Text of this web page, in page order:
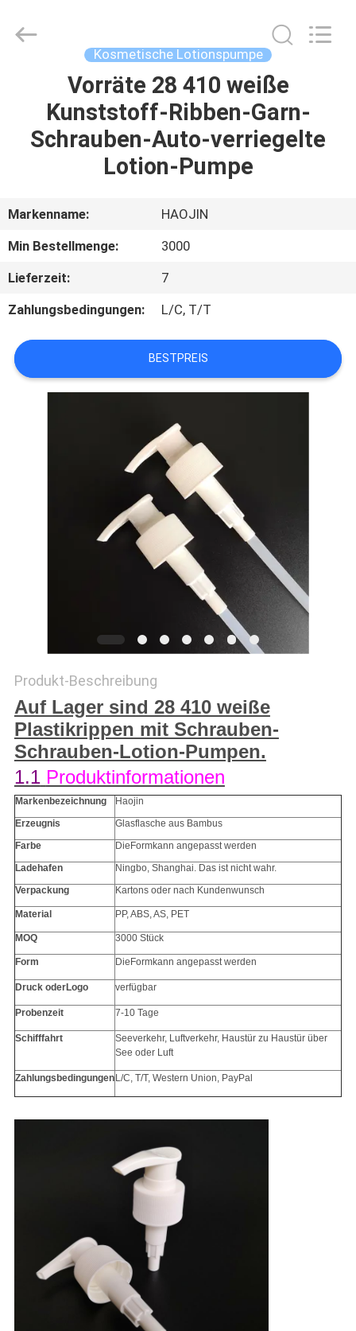
PRODUKTE
UNS
AUSFLUG
QUALITÄTSKONTROLLE
TRETEN
VERBINDUNG
ZITAT
SITEMAP
PRIVACY
POLICY
Plastic
Kosmetische Lotionspumpe
Vorräte 28 410 weiße
Kunststoff-Ribben-Garn-
Schrauben-Auto-verriegelte
Lotion-Pumpe
Markenname:
HAOJIN
Min Bestellmenge:
3000
Lieferzeit:
7
Zahlungsbedingungen:
L/C, T/T
BESTPREIS
Produkt-Beschreibung
Auf Lager sind 28 410 weiße
Plastikrippen mit Schrauben-
Schrauben-Lotion-Pumpen.
1.1 Produktinformationen
Markenbezeichnung
Haojin
Erzeugnis
Glasflasche aus Bambus
Farbe
Die Formkann angepasst werden
Ladehafen
Ningbo, Shanghai. Das ist nicht wahr.
Verpackung
Kartons oder nach Kundenwunsch
Material PP, ABS, AS, PET
MOQ 3000 Stück
Form Die Formkann angepasst werden
Druck oderLogo verfügbar
Probenzeit 7-10 Tage
Schifffahrt
Seeverkehr, Luftverkehr, Haustür zu Haustür über
See oder Luft
Zahlungsbedingungen L/C, T/T, Western Union, PayPal